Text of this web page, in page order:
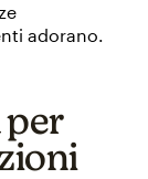
adorano.
per